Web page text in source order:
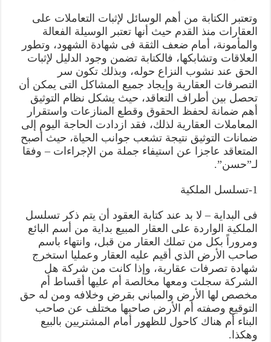
وتعتبر الكتابة من أهم الوسائل لإثبات التعاملات على
العقارات منذ القدم حيث أنها تعتبر الوسيلة الفعالة
والمأمونة، أمام ضعف الثقة فى شهادة الشهود، وتطور
العلاقات وتشابكها، فالكتابة تضمن وجود الدليل لإثبات
الحق عند نشوب النزاع حوله، وبذلك تكون سر
التصرفات العقارية وإيجاد جميع المشاكل التى يمكن أن
تحصل بين أطراف التعاقد، حيث يشكل نظام التوثيق
أهم ضمانة لحفظ الحقوق وقطع المنازعات واستقرار
المعاملات العقارية لذلك، فقد ازدادت الحاجة اليوم إلى
ضمانات التوثيق نتيجة تشعب جوانب الحياة، حيث أصبح
المتعاقد عاجزا عن استيفاء جملة من الإجراءات – وفقا
لـ”حسن”.
1-تسلسل الملكية
فى البداية – لا بد عند كتابة العقود أن يتم ذكر تسلسل
الملكية الواردة على العقار المبيع بداية من أسم البائع
ومروراً بكل من تملك العقار من قبل، وانتهاء باسم
صاحب الأرض الذي أقيم عليه العقار وعمليا استخرج
شهادة تصرفات عقارية، وإذا كانت من شركة هل
الشركة سجلت ومعها مخالصة أم عليها أقساط أم
مخصص لها الأرض والمباني بقرض وخلافه ومن له حق
التوقيع وصفته أم الأرض صاحبها مختلف عن صاحب
البناء أم هناك كاحول للظهور أمام المشتريين بالبيع
وهكذا.